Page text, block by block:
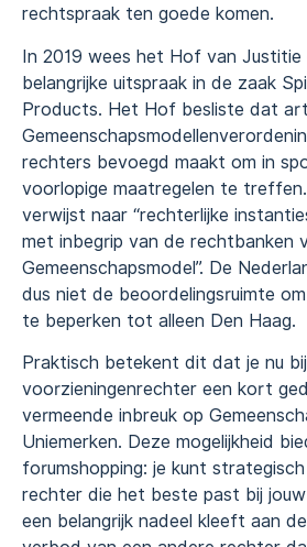
rechtspraak ten goede komen.
In 2019 wees het Hof van Justitie
belangrijke uitspraak in de zaak
Products. Het Hof besliste dat
rechters bevoegd maakt om in
voorlopige maatregelen te
verwijst naar “rechterlijke
met inbegrip van de rechtbanken
Gemeenschapsmodel”. De
dus niet de beoordelingsruimte
te beperken tot alleen Den Haag.
Praktisch betekent dit dat je nu
voorzieningenrechter een kort
vermeende inbreuk op
Uniemerken. Deze mogelijkheid
forumshopping: je kunt
rechter die het beste past bij
een belangrijk nadeel kleeft aan